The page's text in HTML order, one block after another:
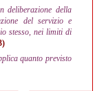
deliberazione della
del servizio e
stesso, nei limiti di
quanto previsto